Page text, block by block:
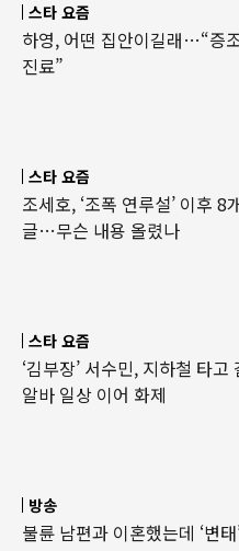
스타 요즘
하영, 어떤 집안이길래…“증
진료”
스타 요즘
조세호, ‘조폭 연루설’ 이후 8
글…무슨 내용 올렸나
스타 요즘
‘김부장’ 서수민, 지하철 타
알바 일상 이어 화제
방송
불륜 남편과 이혼했는데 ‘변